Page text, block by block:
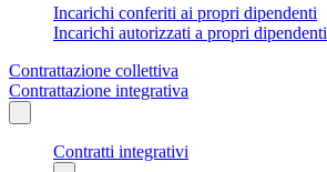
Incarichi conferiti ai propri dipendenti
Incarichi autorizzati a propri dipendenti
Contrattazione collettiva
Contrattazione integrativa
Contratti integrativi